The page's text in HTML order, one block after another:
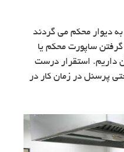
دیوار محکم می گردند
گرفتن ساپورت محکم یا
داریم. استقرار درست
پرسنل در زمان کار در